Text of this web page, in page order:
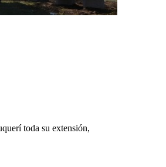
toda su extensión,